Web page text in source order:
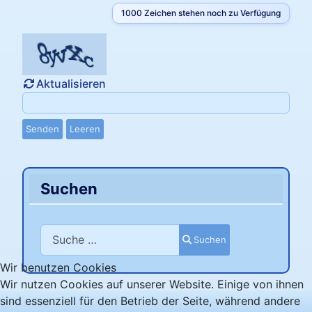
1000 Zeichen stehen noch zu Verfügung
Aktualisieren
Senden Leeren
Suchen
Suchen
Suchen
Wir benutzen Cookies
Wir nutzen Cookies auf unserer Website. Einige von ihnen
sind essenziell für den Betrieb der Seite, während andere